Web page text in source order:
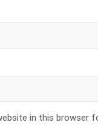
in this browser